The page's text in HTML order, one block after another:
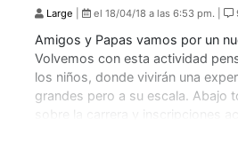
Large el 18/04/18 a las 6:53 pm. |
Amigos y Papas vamos por un
Volvemos con esta actividad
los niños, donde vivirán una
grandes pero a su escala. Abajo
sobre la carrera y inscripciones